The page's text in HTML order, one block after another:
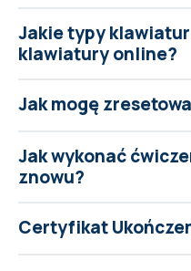
Jakie typy
klawiatury online?
Jak mogę
Jak wykonać
znowu?
Certyfikat